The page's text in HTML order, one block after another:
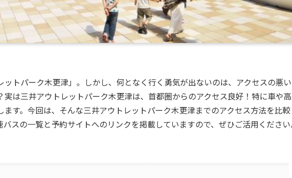
トパーク木更津」。しかし、何となく行く勇気が出ないのは、アクセスの悪
は三井アウトレットパーク木更津は、首都圏からのアクセス良好！特に車や
す。 今回は、そんな三井アウトレットパーク木更津までのアクセス方法を比
スの一覧と予約サイトへのリンクを掲載していますので、ぜひご活用くださ